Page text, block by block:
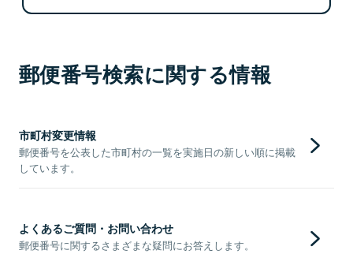
郵便番号検索に関する情報
市町村変更情報
郵便番号を公表した市町村の一覧を実施日の新しい順に掲載
しています。
よくあるご質問・お問い合わせ
郵便番号に関するさまざまな疑問にお答えします。